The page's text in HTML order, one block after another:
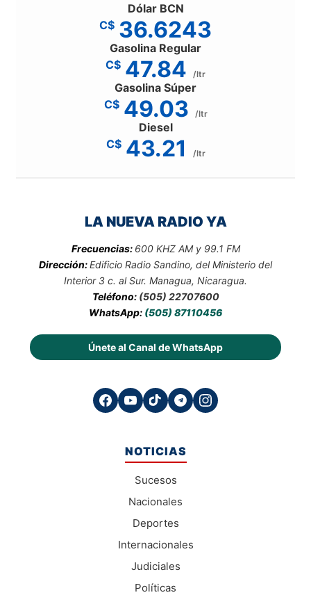
Dólar BCN
C$ 36.6243
Gasolina Regular
C$ 47.84 /ltr
Gasolina Súper
C$ 49.03 /ltr
Diesel
C$ 43.21 /ltr
LA NUEVA RADIO YA
Frecuencias: 600 KHZ AM y 99.1 FM
Dirección:Edificio Radio Sandino, del Ministerio del
Interior 3 c. al Sur. Managua, Nicaragua.
Teléfono: (505) 22707600
WhatsApp: (505) 87110456
Únete al Canal de WhatsApp
NOTICIAS
Sucesos
Nacionales
Deportes
Internacionales
Judiciales
Políticas